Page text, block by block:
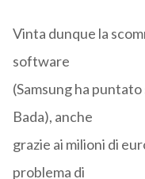
Vinta dunque la
software
(Samsung ha
Bada), anche
grazie ai milioni di
problema di